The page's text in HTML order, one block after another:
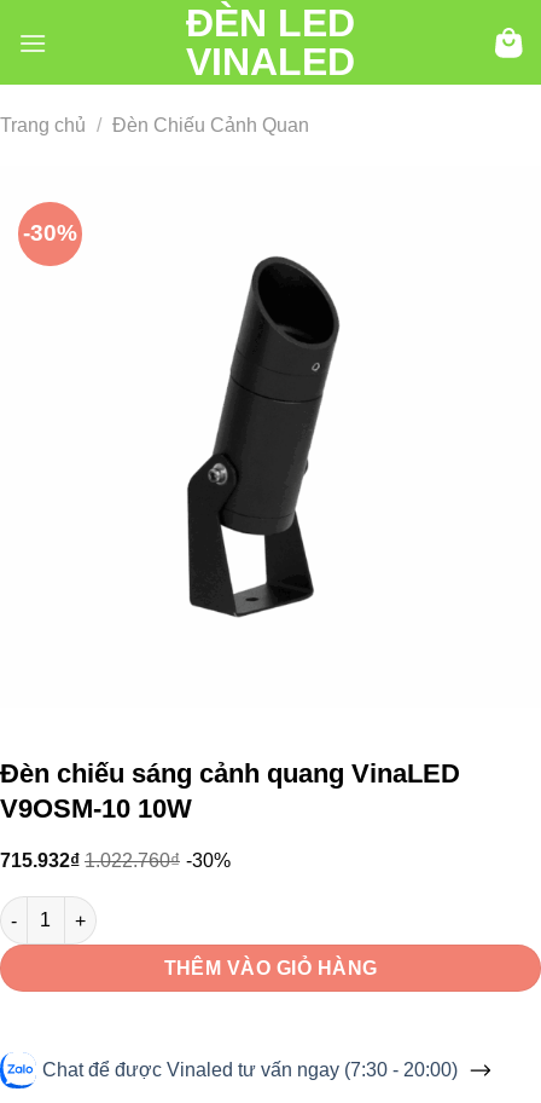
đến
ĐÈN LED
VINALED
Trang chủ / Đèn Chiếu Cảnh Quan
-30%
Đèn chiếu sáng cảnh quang VinaLED
V9OSM-10 10W
715.932₫ 1.022.760₫ -30%
Đèn chiếu sáng cảnh quang VinaLED V9OSM-10 10W số lượng
THÊM VÀO GIỎ HÀNG
Chat để được Vinaled tư vấn ngay (7:30 - 20:00)